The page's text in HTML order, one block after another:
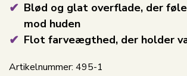
Blød og glat overflade, der
mod huden
Flot farveægthed, der holder
Artikelnummer: 495-1